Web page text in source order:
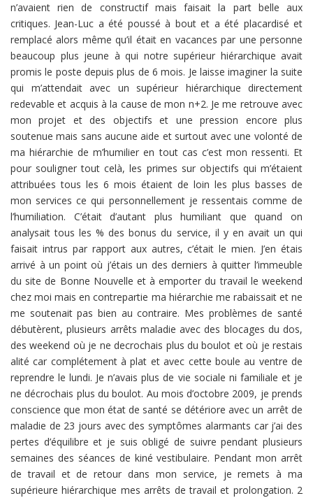
n’avaient rien de constructif mais faisait la part belle aux
critiques. Jean-Luc a été poussé à bout et a été placardisé et
remplacé alors même qu’il était en vacances par une personne
beaucoup plus jeune à qui notre supérieur hiérarchique avait
promis le poste depuis plus de 6 mois. Je laisse imaginer la suite
qui m’attendait avec un supérieur hiérarchique directement
redevable et acquis à la cause de mon n+2. Je me retrouve avec
mon projet et des objectifs et une pression encore plus
soutenue mais sans aucune aide et surtout avec une volonté de
ma hiérarchie de m’humilier en tout cas c’est mon ressenti. Et
pour souligner tout celà, les primes sur objectifs qui m’étaient
attribuées tous les 6 mois étaient de loin les plus basses de
mon services ce qui personnellement je ressentais comme de
l’humiliation. C’était d’autant plus humiliant que quand on
analysait tous les % des bonus du service, il y en avait un qui
faisait intrus par rapport aux autres, c’était le mien. J’en étais
arrivé à un point où j’étais un des derniers à quitter l’immeuble
du site de Bonne Nouvelle et à emporter du travail le weekend
chez moi mais en contrepartie ma hiérarchie me rabaissait et ne
me soutenait pas bien au contraire. Mes problèmes de santé
débutèrent, plusieurs arrêts maladie avec des blocages du dos,
des weekend où je ne decrochais plus du boulot et où je restais
alité car complétement à plat et avec cette boule au ventre de
reprendre le lundi. Je n’avais plus de vie sociale ni familiale et je
ne décrochais plus du boulot. Au mois d’octobre 2009, je prends
conscience que mon état de santé se détériore avec un arrêt de
maladie de 23 jours avec des symptômes alarmants car j’ai des
pertes d’équilibre et je suis obligé de suivre pendant plusieurs
semaines des séances de kiné vestibulaire. Pendant mon arrêt
de travail et de retour dans mon service, je remets à ma
supérieure hiérarchique mes arrêts de travail et prolongation. 2